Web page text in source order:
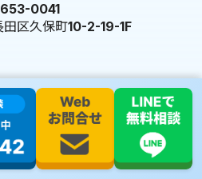
0041
区久保町10-2-19-1F
テック All Rights Reserved.